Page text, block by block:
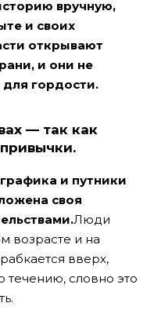
вручную,
и своих
открывают
и они не
гордости.
— так как
и путники
своя
Люди
возрасте и на
вверх,
течению, словно это